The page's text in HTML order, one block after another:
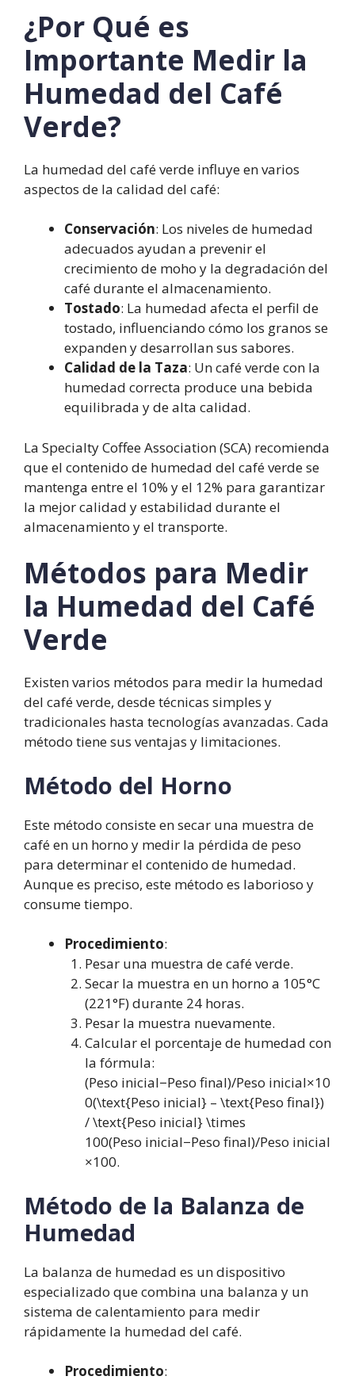
Factores que Afectan la Humedad del
Café Verde
Condiciones Climáticas
Métodos de Procesamiento
Almacenamiento
Importancia de Mantener Niveles
Prevención del Moho y
Fermentación
Grano
Consistencia en el Tostado
Estudios de Caso: Medición de
Humedad en Diferentes Regiones
Colombia
Etiopía
Brasil
Herramientas y Equipos para Medir
la Humedad del Café Verde
Medidores Portátiles
Equipos de Karl Fischer
Conclusión
Referencias
Preguntas y Respuestas Frecuentes
sobre la Medición de la Humedad del
¿Por qué es importante medir
la humedad del café verde?
¿Cuáles son los niveles óptimos
¿Cómo funciona el método del
horno para medir la humedad?
¿Qué ventajas ofrecen los
medidores de humedad portátiles?
¿Por Qué es
Importante Medir la
Humedad del Café
Verde?
La humedad del café verde influye en varios
aspectos de la calidad del café:
Conservación: Los niveles de humedad
adecuados ayudan a prevenir el
crecimiento de moho y la degradación del
café durante el almacenamiento.
Tostado: La humedad afecta el perfil de
tostado, influenciando cómo los granos se
expanden y desarrollan sus sabores.
Calidad de la Taza: Un café verde con la
humedad correcta produce una bebida
equilibrada y de alta calidad.
La Specialty Coffee Association (SCA) recomienda
que el contenido de humedad del café verde se
mantenga entre el 10% y el 12% para garantizar
la mejor calidad y estabilidad durante el
almacenamiento y el transporte.
Métodos para Medir
la Humedad del Café
Verde
Existen varios métodos para medir la humedad
del café verde, desde técnicas simples y
tradicionales hasta tecnologías avanzadas. Cada
método tiene sus ventajas y limitaciones.
Método del Horno
Este método consiste en secar una muestra de
café en un horno y medir la pérdida de peso
para determinar el contenido de humedad.
Aunque es preciso, este método es laborioso y
consume tiempo.
Procedimiento:
Pesar una muestra de café verde.
Secar la muestra en un horno a 105°C
(221°F) durante 24 horas.
Pesar la muestra nuevamente.
Calcular el porcentaje de humedad con
la fórmula:
(Peso inicial−Peso final)/Peso inicial×10
0(\text{Peso inicial} – \text{Peso final})
/ \text{Peso inicial} \times
100(Peso inicial−Peso final)/Peso inicial
×100.
Método de la Balanza de
Humedad
La balanza de humedad es un dispositivo
especializado que combina una balanza y un
sistema de calentamiento para medir
rápidamente la humedad del café.
Procedimiento: